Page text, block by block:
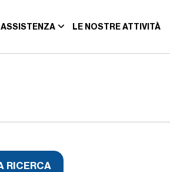
ASSISTENZA LE NOSTRE ATTIVITÀ
RICERCA